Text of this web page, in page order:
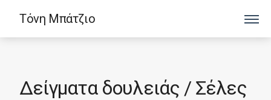
Τόνη Μπάτζιο
Δείγματα δουλειάς / Σέλες